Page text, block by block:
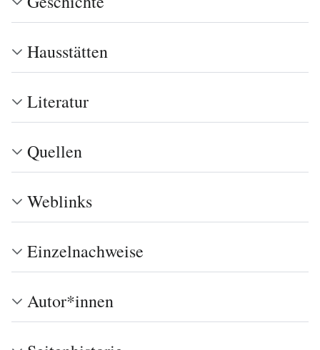
Hausstätten
Literatur
Quellen
Weblinks
Einzelnachweise
Autor*innen